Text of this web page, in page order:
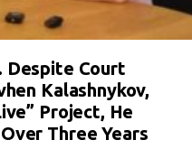
Despite Court
Kalashnykov,
Project, He
Three Years